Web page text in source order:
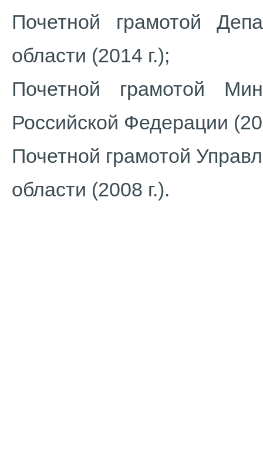
Почетной грамотой
области (2014 г.);
Почетной грамотой
Российской Федерации
Почетной грамотой
области (2008 г.).